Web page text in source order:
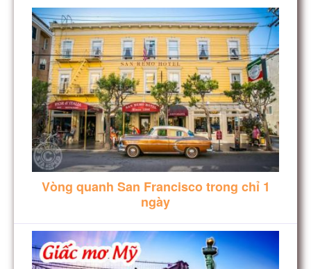
Vòng quanh San Francisco trong chỉ 1
ngày